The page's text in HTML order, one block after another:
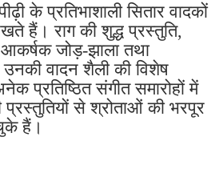
के प्रतिभाशाली सितार वादकों
हैं। राग की शुद्ध प्रस्तुति,
जोड़-झाला तथा
उनकी वादन शैली की विशेष
प्रतिष्ठित संगीत समारोहों में
प्रस्तुतियों से श्रोताओं की भरपूर
हैं।